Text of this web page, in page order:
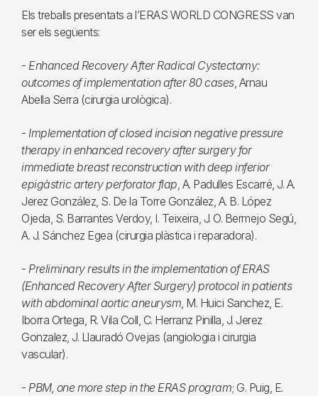
Els treballs presentats a l’ERAS WORLD CONGRESS van
ser els següents:
- Enhanced Recovery After Radical Cystectomy:
outcomes of implementation after 80 cases, Arnau
Abella Serra (cirurgia urològica).
- Implementation of closed incision negative pressure
therapy in enhanced recovery after surgery for
immediate breast reconstruction with deep inferior
epigàstric artery perforator flap, A. Padulles Escarré, J. A.
Jerez González, S. De la Torre González, A. B. López
Ojeda, S. Barrantes Verdoy, I. Teixeira, J. O. Bermejo Segú,
A. J. Sánchez Egea (cirurgia plàstica i reparadora).
- Preliminary results in the implementation of ERAS
(Enhanced Recovery After Surgery) protocol in patients
with abdominal aortic aneurysm, M. Huici Sanchez, E.
Iborra Ortega, R. Vila Coll, C. Herranz Pinilla, J. Jerez
Gonzalez, J. Llauradó Ovejas (angiologia i cirurgia
vascular).
- PBM, one more step in the ERAS program; G. Puig, E.